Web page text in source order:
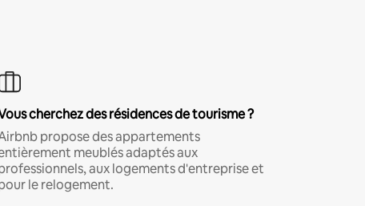
cherchez des résidences de tourisme ?
propose des appartements
meublés adaptés aux
aux logements d'entreprise et
le relogement.